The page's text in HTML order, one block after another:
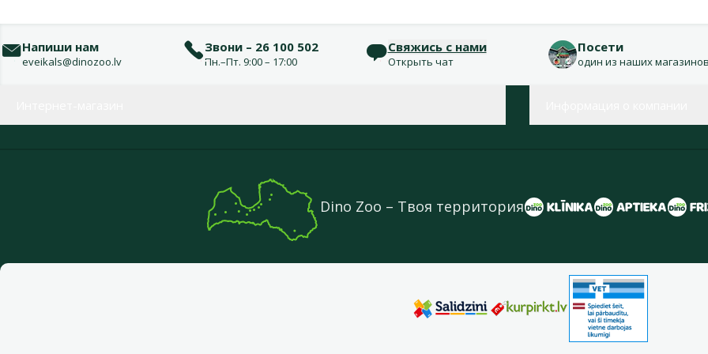
Напиши нам
eveikals@dinozoo.lv
Звони – 26 100 502
Пн.–Пт. 9:00 – 17:00
Свяжись с нами
Открыть чат
Посети
один из наших
Dino Zoo – Твоя территория